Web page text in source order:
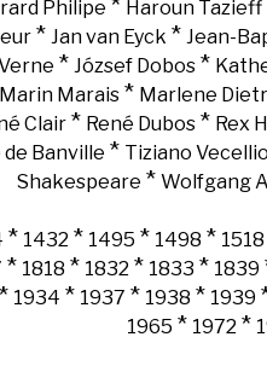
Philipe * Haroun Tazieff
* Jan van Eyck * Jean-
* József Dobos *
Marin Marais * Marlene
Clair * René Dubos * Rex
Banville * Tiziano Vecellio
Shakespeare * Wolfgang
* 1432 * 1495 * 1498 * 1518
* 1818 * 1832 * 1833 * 1839
* 1934 * 1937 * 1938 * 1939
1965 * 1972 *